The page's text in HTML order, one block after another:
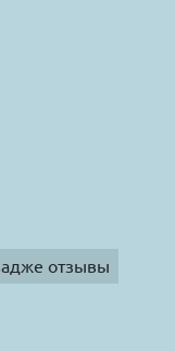
отзывы